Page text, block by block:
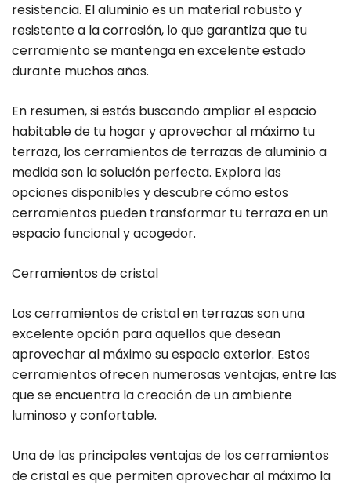
resistencia. El aluminio es un material robusto y
resistente a la corrosión, lo que garantiza que tu
cerramiento se mantenga en excelente estado
durante muchos años.
En resumen, si estás buscando ampliar el espacio
habitable de tu hogar y aprovechar al máximo tu
terraza, los cerramientos de terrazas de aluminio a
medida son la solución perfecta. Explora las
opciones disponibles y descubre cómo estos
cerramientos pueden transformar tu terraza en un
espacio funcional y acogedor.
Cerramientos de cristal
Los cerramientos de cristal en terrazas son una
excelente opción para aquellos que desean
aprovechar al máximo su espacio exterior. Estos
cerramientos ofrecen numerosas ventajas, entre las
que se encuentra la creación de un ambiente
luminoso y confortable.
Una de las principales ventajas de los cerramientos
de cristal es que permiten aprovechar al máximo la